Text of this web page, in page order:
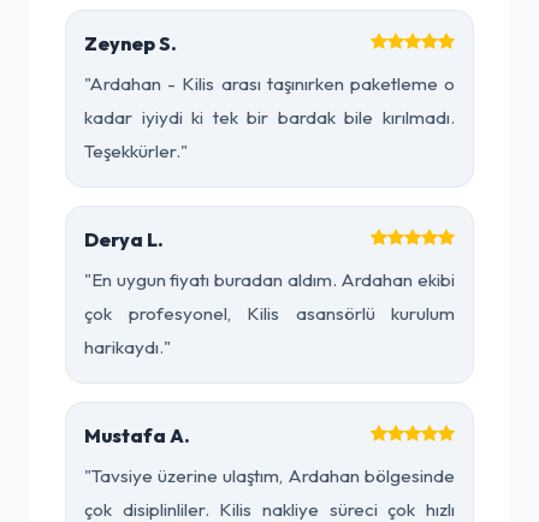
Zeynep S.
"Ardahan - Kilis arası taşınırken paketleme o
kadar iyiydi ki tek bir bardak bile kırılmadı.
Teşekkürler."
Derya L.
"En uygun fiyatı buradan aldım. Ardahan ekibi
çok profesyonel, Kilis asansörlü kurulum
harikaydı."
Mustafa A.
"Tavsiye üzerine ulaştım, Ardahan bölgesinde
çok disiplinliler. Kilis nakliye süreci çok hızlı